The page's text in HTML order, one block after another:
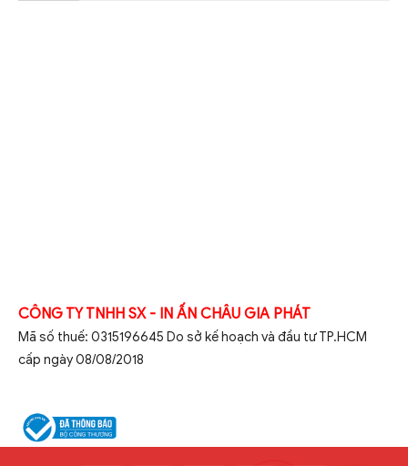
CÔNG TY TNHH SX - IN ẤN CHÂU GIA PHÁT
Mã số thuế: 0315196645 Do sở kế hoạch và đầu tư TP.HCM
cấp ngày 08/08/2018